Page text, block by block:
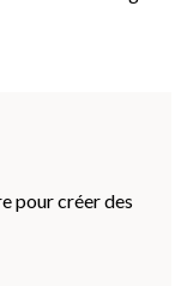
pour créer des